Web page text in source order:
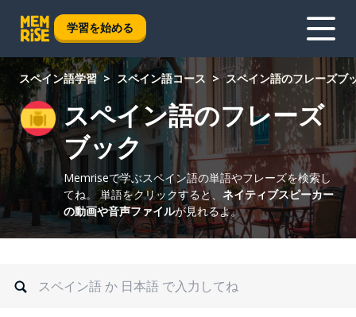
学習を始める
スペイン語学習 スペイン語コース スペイン語のフレーズブ
スペイン語のフレーズ
ブック
Memriseで学ぶスペイン語の単語やフレーズを検索し
てね。 単語をクリックすると、 ネイティブスピーカー
の動画や音声ファイルが見れるよ。